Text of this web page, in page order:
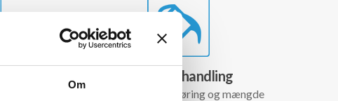
Om
BioRid behandling
Med den rette påføring og mængde